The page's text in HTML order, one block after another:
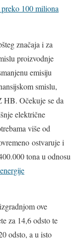
100 miliona
značaja i za
proizvodnje
emisiju
smislu,
HB. Očekuje se da
električne
više od
ostvaruje i
tona u odnosu
ove
za 14,6 odsto te
odsto, a u isto